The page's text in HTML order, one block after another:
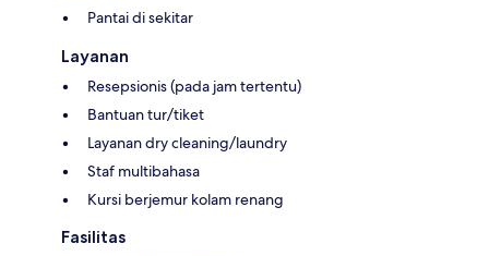
Pantai di sekitar
Layanan
Resepsionis (pada jam tertentu)
Bantuan tur/tiket
Layanan dry cleaning/laundry
Staf multibahasa
Kursi berjemur kolam renang
Fasilitas